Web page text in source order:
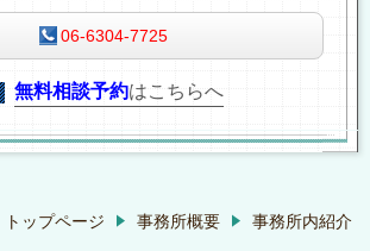
06-6304-7725
無料相談予約はこちらへ
トップページ 事務所概要 事務所内紹介